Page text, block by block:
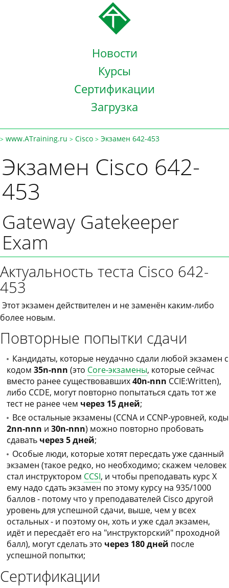
Новости
Курсы
Сертификации
Загрузка
> www.ATraining.ru > Cisco > Экзамен 642-453
Экзамен Cisco 642-
453
Gateway Gatekeeper
Exam
Актуальность теста Cisco 642-
453
Этот экзамен действителен и не заменён каким-либо
более новым.
Повторные попытки сдачи
Кандидаты, которые неудачно сдали любой экзамен с
кодом 35n-nnn (это Core-экзамены, которые сейчас
вместо ранее существовавших40n-nnn CCIE:Written),
либо CCDE, могут повторно попытаться сдать тот же
тест не ранее чем через 15 дней;
Все остальные экзамены (CCNA и CCNP-уровней, коды
2nn-nnn и 30n-nnn) можно повторно пробовать
сдавать через 5 дней;
Особые люди, которые хотят пересдать уже сданный
экзамен (такое редко, но необходимо; скажем человек
стал инструктором CCSI, и чтобы преподавать курс X
ему надо сдать экзамен по этому курсу на 935/1000
баллов - потому что у преподавателей Cisco другой
уровень для успешной сдачи, выше, чем у всех
остальных - и поэтому он, хоть и уже сдал экзамен,
идёт и пересдаёт его на "инструкторский" проходной
балл), могут сделать это через 180 дней после
успешной попытки;
Сертификации